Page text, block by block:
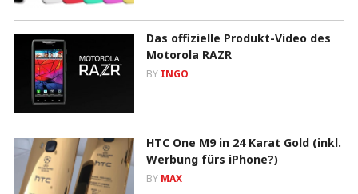
Das offizielle Produkt-Video des
Motorola RAZR
BY INGO
HTC One M9 in 24 Karat Gold (inkl.
Werbung fürs iPhone?)
BY MAX